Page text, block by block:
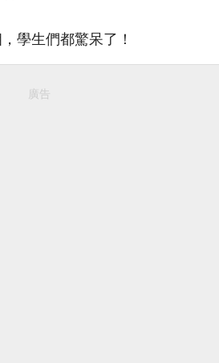
學生們都驚呆了！
廣告